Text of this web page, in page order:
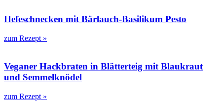
Hefeschnecken mit Bärlauch-Basilikum Pesto
zum Rezept »
Veganer Hackbraten in Blätterteig mit Blaukraut
und Semmelknödel
zum Rezept »